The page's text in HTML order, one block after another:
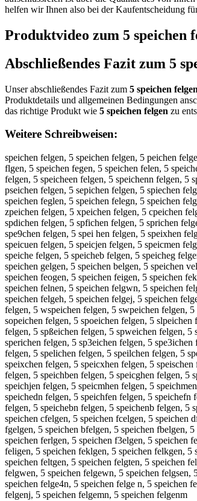
helfen wir Ihnen also bei der Kaufentscheidung
Produktvideo zum 5 speichen
Abschließendes Fazit zum 5
Unser abschließendes Fazit zum 5 speichen felgen
Produktdetails und allgemeinen Bedingungen
das richtige Produkt wie 5 speichen felgen zu
Weitere Schreibweisen:
speichen felgen, 5 speichen felgen, 5 peichen
flgen, 5 speichen fegen, 5 speichen felen, 5
felgen, 5 speicheen felgen, 5 speichenn felgen, 5
pseichen felgen, 5 sepichen felgen, 5 spiechen
speichen feglen, 5 speichen felegn, 5 speichen
zpeichen felgen, 5 xpeichen felgen, 5 cpeichen
spdichen felgen, 5 spfichen felgen, 5 sprichen
spe9chen felgen, 5 spei hen felgen, 5 speixhen
speicuen felgen, 5 speicjen felgen, 5 speicmen
speiche felgen, 5 speicheb felgen, 5 speicheg
speichen gelgen, 5 speichen belgen, 5 speichen
speichen feogen, 5 speichen feigen, 5 speichen
speichen felnen, 5 speichen felgwn, 5 speichen
speichen felgeh, 5 speichen felgej, 5 speichen
felgen, 5 wspeichen felgen, 5 swpeichen felgen,
sopeichen felgen, 5 spoeichen felgen, 5
felgen, 5 spßeichen felgen, 5 spweichen felgen,
sperichen felgen, 5 sp3eichen felgen, 5
felgen, 5 spelichen felgen, 5 speilchen felgen, 5
speixchen felgen, 5 speicxhen felgen, 5
felgen, 5 speichben felgen, 5 speicghen felgen, 5
speichjen felgen, 5 speicmhen felgen, 5
speichedn felgen, 5 speichfen felgen, 5 speichefn
felgen, 5 speichebn felgen, 5 speichenb felgen, 5
speichen cfelgen, 5 speichen fcelgen, 5 speichen
fgelgen, 5 speichen bfelgen, 5 speichen fbelgen,
speichen ferlgen, 5 speichen f3elgen, 5 speichen
feligen, 5 speichen feklgen, 5 speichen felkgen,
speichen feltgen, 5 speichen felgten, 5 speichen
felgwen, 5 speichen felgewn, 5 speichen felgsen,
speichen felge4n, 5 speichen felge n, 5 speichen
felgenj, 5 speichen felgemn, 5 speichen felgenm